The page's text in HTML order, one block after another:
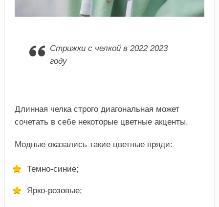
Стрижки с челкой в 2022 2023
году
Длинная челка строго диагональная может
сочетать в себе некоторые цветные акценты.
Модные оказались такие цветные пряди:
Темно-синие;
Ярко-розовые;